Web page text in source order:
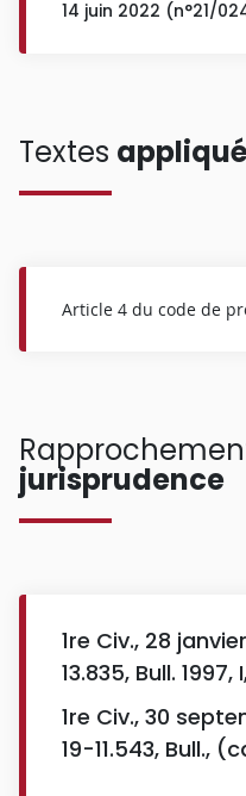
14 juin 2022 (n°21/
Textes
Article 4 du code de
jurisprudence
1re Civ., 28
13.835, Bull.
1re Civ., 30
19-11.543, Bull.,